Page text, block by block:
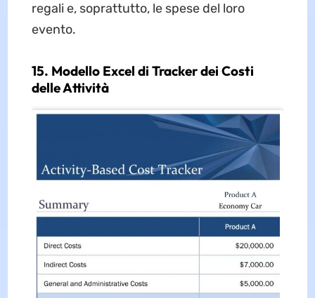
regali e, soprattutto, le spese del loro
evento.
15. Modello Excel di Tracker dei Costi
delle Attività